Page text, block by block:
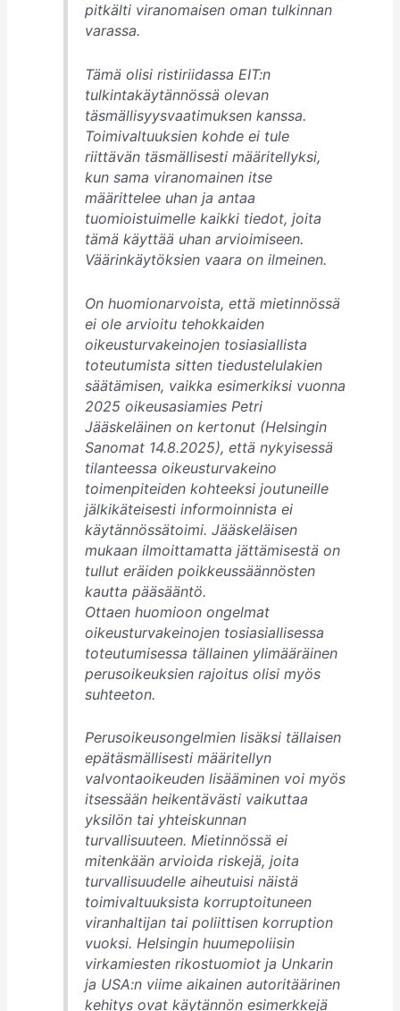
pitkälti viranomaisen oman tulkinnan
varassa.
Tämä olisi ristiriidassa EIT:n
tulkintakäytännössä olevan
täsmällisyysvaatimuksen kanssa.
Toimivaltuuksien kohde ei tule
riittävän täsmällisesti määritellyksi,
kun sama viranomainen itse
määrittelee uhan ja antaa
tuomioistuimelle kaikki tiedot, joita
tämä käyttää uhan arvioimiseen.
Väärinkäytöksien vaara on ilmeinen.
On huomionarvoista, että mietinnössä
ei ole arvioitu tehokkaiden
oikeusturvakeinojen tosiasiallista
toteutumista sitten tiedustelulakien
säätämisen, vaikka esimerkiksi vuonna
2025 oikeusasiamies Petri
Jääskeläinen on kertonut (Helsingin
Sanomat 14.8.2025), että nykyisessä
tilanteessa oikeusturvakeino
toimenpiteiden kohteeksi joutuneille
jälkikäteisesti informoinnista ei
käytännössätoimi. Jääskeläisen
mukaan ilmoittamatta jättämisestä on
tullut eräiden poikkeussäännösten
kautta pääsääntö.
Ottaen huomioon ongelmat
oikeusturvakeinojen tosiasiallisessa
toteutumisessa tällainen ylimääräinen
perusoikeuksien rajoitus olisi myös
suhteeton.
Perusoikeusongelmien lisäksi tällaisen
epätäsmällisesti määritellyn
valvontaoikeuden lisääminen voi myös
itsessään heikentävästi vaikuttaa
yksilön tai yhteiskunnan
turvallisuuteen. Mietinnössä ei
mitenkään arvioida riskejä, joita
turvallisuudelle aiheutuisi näistä
toimivaltuuksista korruptoituneen
viranhaltijan tai poliittisen korruption
vuoksi. Helsingin huumepoliisin
virkamiesten rikostuomiot ja Unkarin
ja USA:n viime aikainen autoritäärinen
kehitys ovat käytännön esimerkkejä